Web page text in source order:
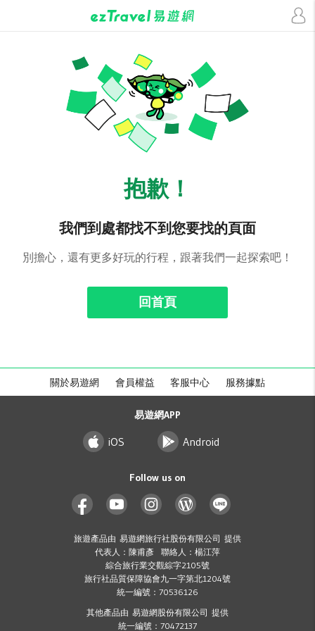
抱歉！
我們到處都找不到您要找的頁面
別擔心，還有更多好玩的行程，跟著我們一起探索吧！
回首頁
關於易遊網 會員權益 客服中心 服務據點
易遊網APP
iOS Android
Follow us on
旅遊產品由 易遊網旅行社股份有限公司 提供
代表人：陳甫彥 聯絡人：楊江萍
綜合旅行業交觀綜字2105號
旅行社品質保障協會九一字第北1204號
統一編號：70536126
其他產品由 易遊網股份有限公司 提供
統一編號：70472137